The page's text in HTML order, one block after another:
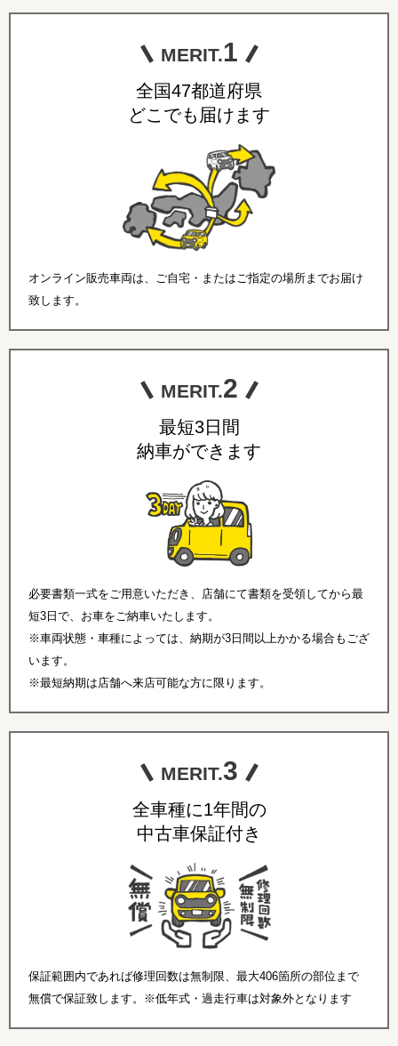
MERIT.1
全国47都道府県
どこでも届けます
オンライン販売車両は、ご自宅・またはご指定の場所までお届け
致します。
MERIT.2
最短3日間
納車ができます
必要書類一式をご用意いただき、店舗にて書類を受領してから最
短3日で、お車をご納車いたします。
※車両状態・車種によっては、納期が3日間以上かかる場合もござ
います。
※最短納期は店舗へ来店可能な方に限ります。
MERIT.3
全車種に1年間の
中古車保証付き
保証範囲内であれば修理回数は無制限、最大406箇所の部位まで
無償で保証致します。※低年式・過走行車は対象外となります